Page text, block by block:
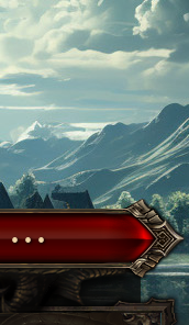
• • •